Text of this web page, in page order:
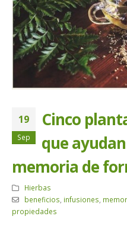
19
Sep
Cinco
que
memoria de
Hierbas
beneficios, infusiones,
propiedades